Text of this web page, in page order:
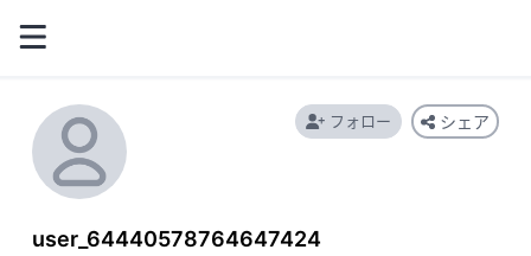
user_64440578764647424
フォロー シェア